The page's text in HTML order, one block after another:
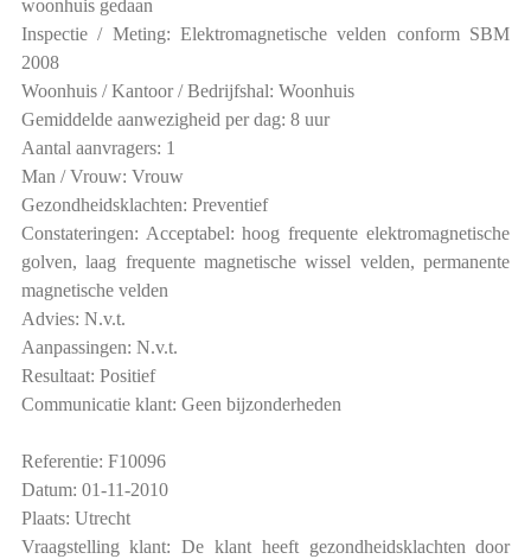
woonhuis gedaan
Inspectie / Meting: Elektromagnetische velden conform SBM
2008
Woonhuis / Kantoor / Bedrijfshal: Woonhuis
Gemiddelde aanwezigheid per dag: 8 uur
Aantal aanvragers: 1
Man / Vrouw: Vrouw
Gezondheidsklachten: Preventief
Constateringen: Acceptabel: hoog frequente elektromagnetische
golven, laag frequente magnetische wissel velden, permanente
magnetische velden
Advies: N.v.t.
Aanpassingen: N.v.t.
Resultaat: Positief
Communicatie klant: Geen bijzonderheden
Referentie: F10096
Datum: 01-11-2010
Plaats: Utrecht
Vraagstelling klant: De klant heeft gezondheidsklachten door